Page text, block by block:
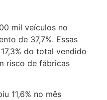
mil veículos no
de 37,7%. Essas
do total vendido
risco de fábricas
11,6% no mês